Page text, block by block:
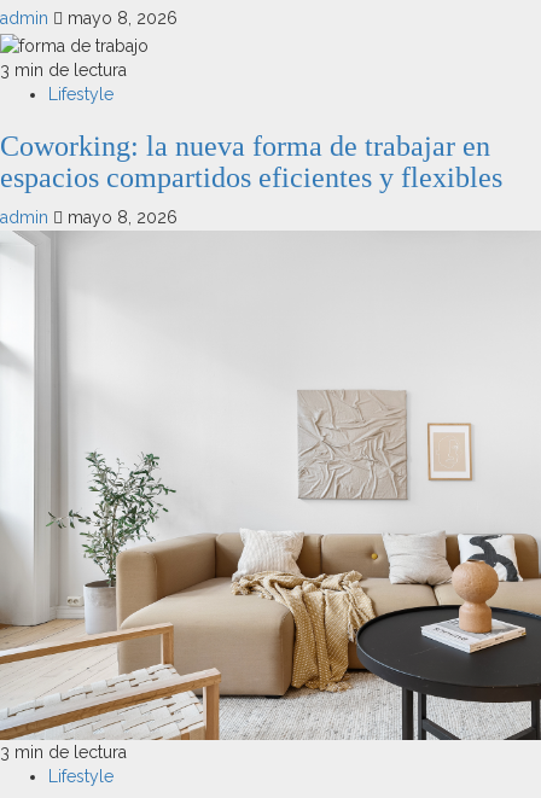
admin mayo 8, 2026
3 min de lectura
Lifestyle
Coworking: la nueva forma de trabajar en
espacios compartidos eficientes y flexibles
admin mayo 8, 2026
3 min de lectura
Lifestyle